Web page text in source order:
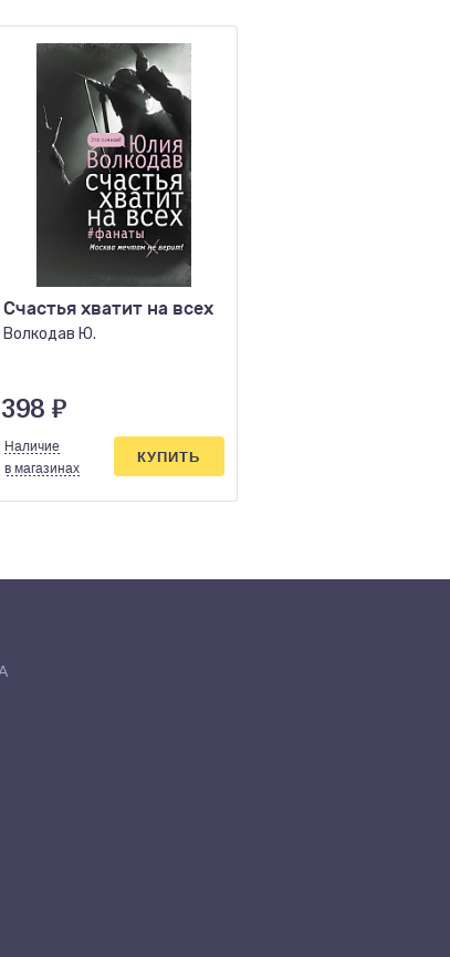
Счастья хватит на всех
Волкодав Ю.
398 ₽
Наличие
в магазинах
КУПИТЬ